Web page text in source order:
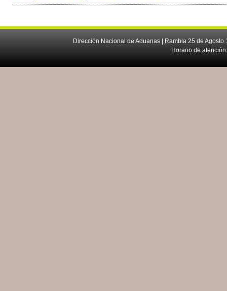
Dirección Nacional de Aduanas | Rambla 25 de
Horario de